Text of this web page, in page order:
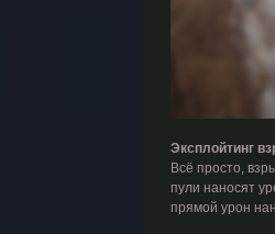
Эксплойтинг
Всё просто,
пули наносят
прямой урон